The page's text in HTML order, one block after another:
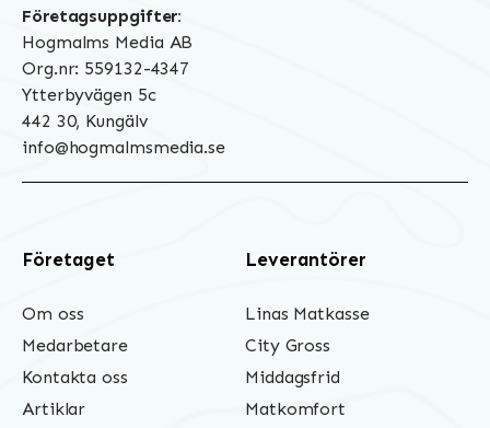
Företagsuppgifter:
Hogmalms Media AB
Org.nr: 559132-4347
Ytterbyvägen 5c
442 30, Kungälv
info@hogmalmsmedia.se
Företaget
Om oss
Medarbetare
Kontakta oss
Artiklar
Leverantörer
Linas Matkasse
City Gross
Middagsfrid
Matkomfort